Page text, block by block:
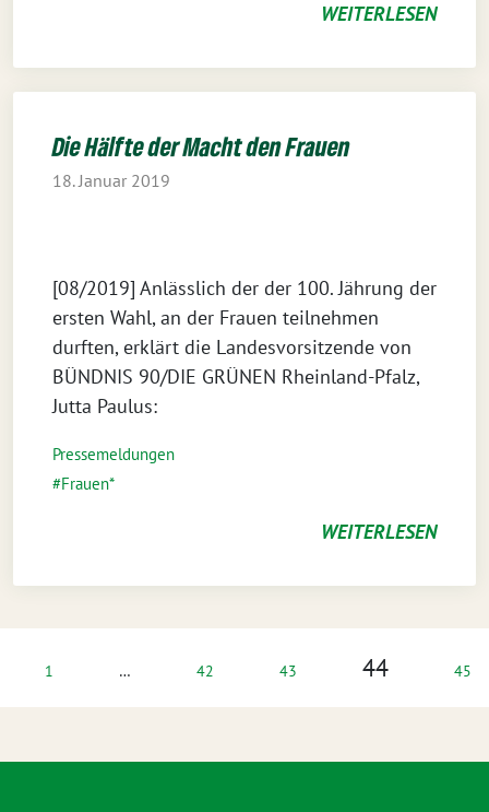
WEITERLESEN
Die Hälfte der Macht den Frauen
18. Januar 2019
[08/2019] Anlässlich der der 100. Jährung der
ersten Wahl, an der Frauen teilnehmen
durften, erklärt die Landesvorsitzende von
BÜNDNIS 90/DIE GRÜNEN Rheinland-Pfalz,
Jutta Paulus:
Pressemeldungen
Frauen*
WEITERLESEN
1 … 42 43 44 45